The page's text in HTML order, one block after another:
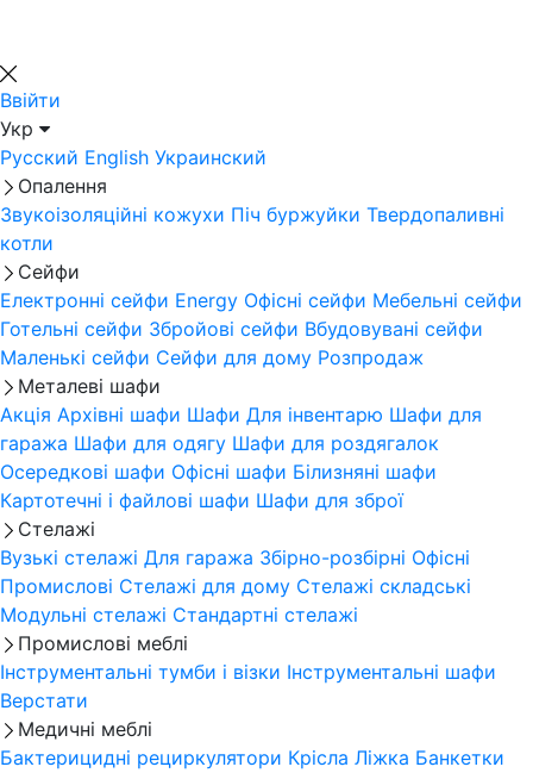
Ввійти
Укр
Русский English Украинский
Опалення
Звукоізоляційні кожухи Піч буржуйки Твердопаливні
котли
Сейфи
Електронні сейфи Energy Офісні сейфи Мебельні сейфи
Готельні сейфи Збройові сейфи Вбудовувані сейфи
Маленькі сейфи Сейфи для дому Розпродаж
Металеві шафи
Акція Архівні шафи Шафи Для інвентарю Шафи для
гаража Шафи для одягу Шафи для роздягалок
Осередкові шафи Офісні шафи Білизняні шафи
Картотечні і файлові шафи Шафи для зброї
Стелажі
Вузькі стелажі Для гаража Збірно-розбірні Офісні
Промислові Стелажі для дому Стелажі складські
Модульні стелажі Стандартні стелажі
Промислові меблі
Інструментальні тумби і візки Інструментальні шафи
Верстати
Медичні меблі
Бактерицидні рециркулятори Крісла Ліжка Банкетки